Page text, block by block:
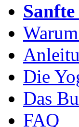
Die
Das
FAQ